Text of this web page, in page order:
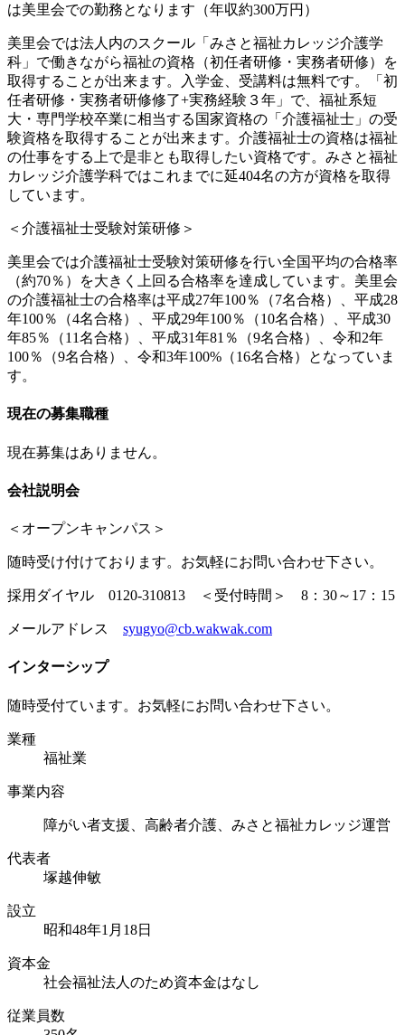
は美里会での勤務となります（年収約300万円）
美里会では法人内のスクール「みさと福祉カレッジ介護学
科」で働きながら福祉の資格（初任者研修・実務者研修）を
取得することが出来ます。入学金、受講料は無料です。「初
任者研修・実務者研修修了+実務経験３年」で、福祉系短
大・専門学校卒業に相当する国家資格の「介護福祉士」の受
験資格を取得することが出来ます。介護福祉士の資格は福祉
の仕事をする上で是非とも取得したい資格です。みさと福祉
カレッジ介護学科ではこれまでに延404名の方が資格を取得
しています。
＜介護福祉士受験対策研修＞
美里会では介護福祉士受験対策研修を行い全国平均の合格率
（約70％）を大きく上回る合格率を達成しています。美里会
の介護福祉士の合格率は平成27年100％（7名合格）、平成28
年100％（4名合格）、平成29年100％（10名合格）、平成30
年85％（11名合格）、平成31年81％（9名合格）、令和2年
100％（9名合格）、令和3年100%（16名合格）となっていま
す。
現在の募集職種
現在募集はありません。
会社説明会
＜オープンキャンパス＞
随時受け付けております。お気軽にお問い合わせ下さい。
採用ダイヤル 0120-310813 ＜受付時間＞ 8：30～17：15
メールアドレス syugyo@cb.wakwak.com
インターシップ
随時受付ています。お気軽にお問い合わせ下さい。
業種
福祉業
事業内容
障がい者支援、高齢者介護、みさと福祉カレッジ運営
代表者
塚越伸敏
設立
昭和48年1月18日
資本⾦
社会福祉法人のため資本金はなし
従業員数